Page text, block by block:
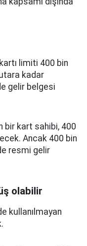
limiti 400 bin
kadar
gelir belgesi
bir kart sahibi, 400
Ancak 400 bin
resmi gelir
olabilir
kullanılmayan